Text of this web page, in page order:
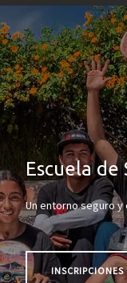
Escuela de
Un entorno seguro
INSCRIPCIONES